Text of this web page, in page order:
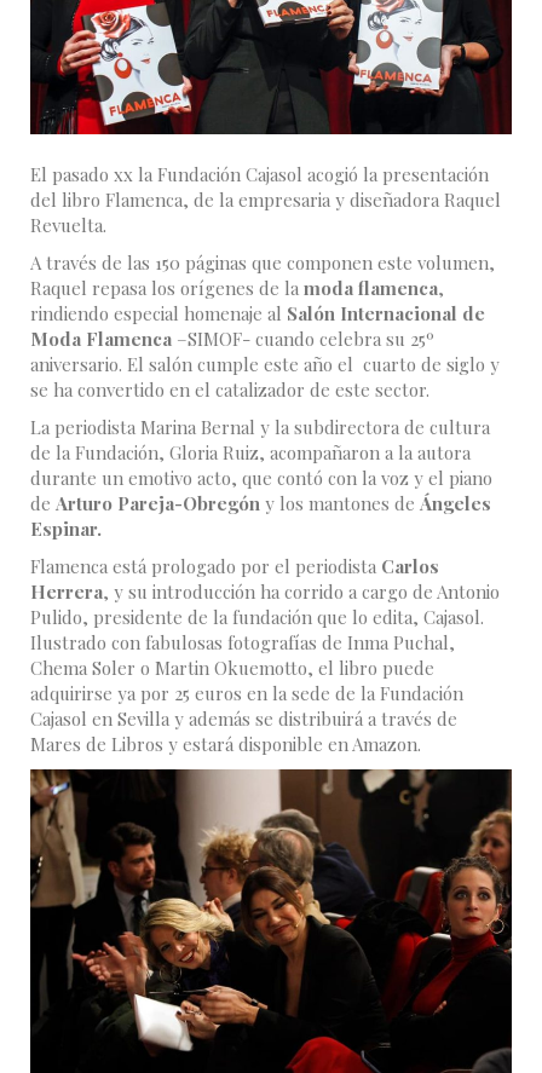
El pasado xx la Fundación Cajasol acogió la presentación
del libro Flamenca, de la empresaria y diseñadora Raquel
Revuelta.
A través de las 150 páginas que componen este volumen,
Raquel repasa los orígenes de la moda flamenca,
rindiendo especial homenaje al Salón Internacional de
Moda Flamenca –SIMOF- cuando celebra su 25º
aniversario. El salón cumple este año el cuarto de siglo y
se ha convertido en el catalizador de este sector.
La periodista Marina Bernal y la subdirectora de cultura
de la Fundación, Gloria Ruiz, acompañaron a la autora
durante un emotivo acto, que contó con la voz y el piano
de Arturo Pareja-Obregón y los mantones de Ángeles
Espinar.
Flamenca está prologado por el periodista Carlos
Herrera, y su introducción ha corrido a cargo de Antonio
Pulido, presidente de la fundación que lo edita, Cajasol.
Ilustrado con fabulosas fotografías de Inma Puchal,
Chema Soler o Martin Okuemotto, el libro puede
adquirirse ya por 25 euros en la sede de la Fundación
Cajasol en Sevilla y además se distribuirá a través de
Mares de Libros y estará disponible en Amazon.